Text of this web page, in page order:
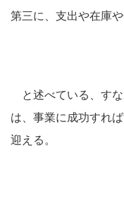
第三に、支出や在庫
と述べている、すな
は、事業に成功すれ
迎える。